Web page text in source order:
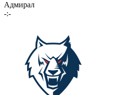
Адмирал
-:-